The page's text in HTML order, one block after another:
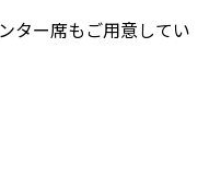
ター席もご用意してい